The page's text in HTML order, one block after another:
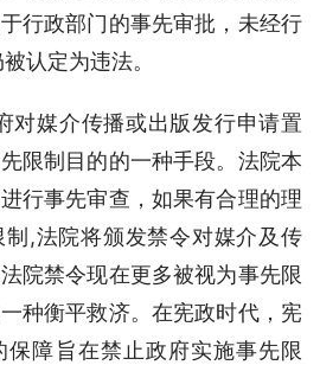
行政部门的事先审批，未经行
认定为违法。
对媒介传播或出版发行申请置
限制目的的一种手段。法院本
行事先审查，如果有合理的理
,法院将颁发禁令对媒介及传
院禁令现在更多被视为事先限
种衡平救济。在宪政时代，宪
障旨在禁止政府实施事先限